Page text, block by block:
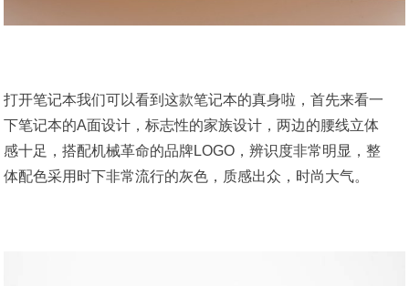
打开笔记本我们可以看到这款笔记本的真身啦，首先来看一
下笔记本的A面设计，标志性的家族设计，两边的腰线立体
感十足，搭配机械革命的品牌LOGO，辨识度非常明显，整
体配色采用时下非常流行的灰色，质感出众，时尚大气。